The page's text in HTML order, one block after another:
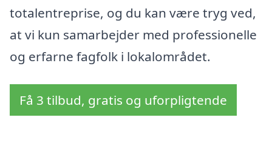
totalentreprise, og du kan være tryg ved,
at vi kun samarbejder med professionelle
og erfarne fagfolk i lokalområdet.
Få 3 tilbud, gratis og uforpligtende